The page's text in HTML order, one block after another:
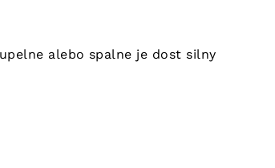
alebo spalne je dost silny